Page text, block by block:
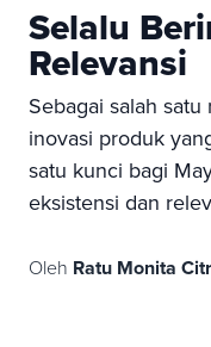
Selalu
Relevansi
Sebagai salah
inovasi produk
satu kunci bagi
eksistensi dan
Oleh Ratu Monita